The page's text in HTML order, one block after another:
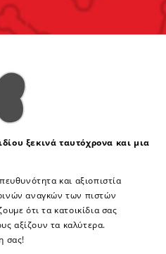
ξεκινά ταυτόχρονα και μια
και αξιοπιστία
αναγκών των πιστών
ότι τα κατοικίδια σας
αξίζουν τα καλύτερα.
σας!